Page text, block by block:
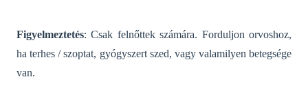
Figyelmeztetés: Csak felnőttek számára. Forduljon orvoshoz,
ha terhes / szoptat, gyógyszert szed, vagy valamilyen betegsége
van.